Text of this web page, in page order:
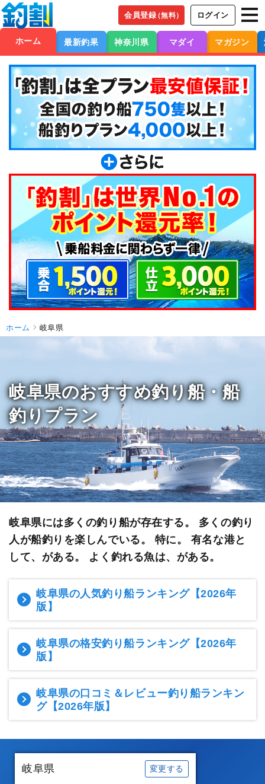
会員登録（無料） ログイン
ホーム 最新釣果 神奈川県 マダイ マガジン
ホーム 岐阜県
岐阜県のおすすめ釣り船・船
釣りプラン
岐阜県には多くの釣り船が存在する。 多くの釣り
人が船釣りを楽しんでいる。 特に。 有名な港と
して、がある。 よく釣れる魚は、がある。
岐阜県の人気釣り船ランキング【2026年
版】
岐阜県の格安釣り船ランキング【2026年
版】
岐阜県の口コミ＆レビュー釣り船ランキン
グ【2026年版】
岐阜県 変更する